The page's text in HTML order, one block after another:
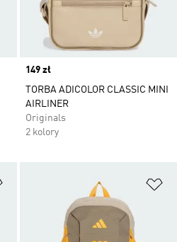
Price
149 zł
TORBA ADICOLOR CLASSIC MINI
AIRLINER
Originals
2 kolory
Dodaj do listy życzeń